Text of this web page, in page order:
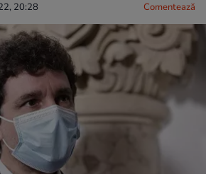
20:28 Comentează